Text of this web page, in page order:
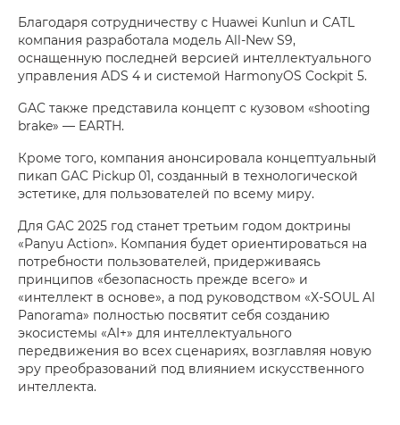
Благодаря сотрудничеству с Huawei Kunlun и CATL
компания разработала модель All-New S9,
оснащенную последней версией интеллектуального
управления ADS 4 и системой HarmonyOS Cockpit 5.
GAC также представила концепт с кузовом «shooting
brake» — EARTH.
Кроме того, компания анонсировала концептуальный
пикап GAC Pickup 01, созданный в технологической
эстетике, для пользователей по всему миру.
Для GAC 2025 год станет третьим годом доктрины
«Panyu Action». Компания будет ориентироваться на
потребности пользователей, придерживаясь
принципов «безопасность прежде всего» и
«интеллект в основе», а под руководством «X-SOUL AI
Panorama» полностью посвятит себя созданию
экосистемы «AI+» для интеллектуального
передвижения во всех сценариях, возглавляя новую
эру преобразований под влиянием искусственного
интеллекта.